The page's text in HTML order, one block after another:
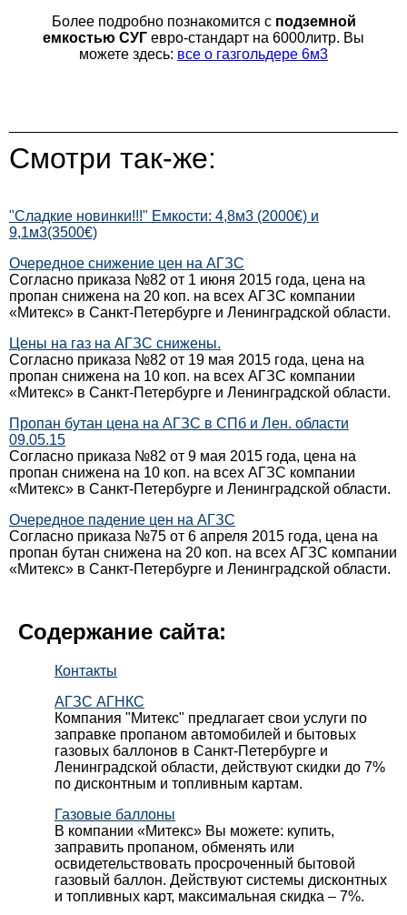
Более подробно познакомится с подземной
емкостью СУГ евро-стандарт на 6000литр. Вы
можете здесь: все о газгольдере 6м3
Смотри так-же:
"Сладкие новинки!!!" Емкости: 4,8м3 (2000€) и
9,1м3(3500€)
Очередное снижение цен на АГЗС
Согласно приказа №82 от 1 июня 2015 года, цена на
пропан снижена на 20 коп. на всех АГЗС компании
«Митекс» в Санкт-Петербурге и Ленинградской области.
Цены на газ на АГЗС снижены.
Согласно приказа №82 от 19 мая 2015 года, цена на
пропан снижена на 10 коп. на всех АГЗС компании
«Митекс» в Санкт-Петербурге и Ленинградской области.
Пропан бутан цена на АГЗС в СПб и Лен. области
09.05.15
Согласно приказа №82 от 9 мая 2015 года, цена на
пропан снижена на 10 коп. на всех АГЗС компании
«Митекс» в Санкт-Петербурге и Ленинградской области.
Очередное падение цен на АГЗС
Согласно приказа №75 от 6 апреля 2015 года, цена на
пропан бутан снижена на 20 коп. на всех АГЗС компании
«Митекс» в Санкт-Петербурге и Ленинградской области.
Содержание сайта:
Контакты
АГЗС АГНКС
Компания "Митекс" предлагает свои услуги по
заправке пропаном автомобилей и бытовых
газовых баллонов в Санкт-Петербурге и
Ленинградской области, действуют скидки до 7%
по дисконтным и топливным картам.
Газовые баллоны
В компании «Митекс» Вы можете: купить,
заправить пропаном, обменять или
освидетельствовать просроченный бытовой
газовый баллон. Действуют системы дисконтных
и топливных карт, максимальная скидка – 7%.